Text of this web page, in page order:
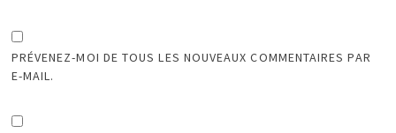
PRÉVENEZ-MOI DE TOUS LES NOUVEAUX COMMENTAIRES PAR
E-MAIL.